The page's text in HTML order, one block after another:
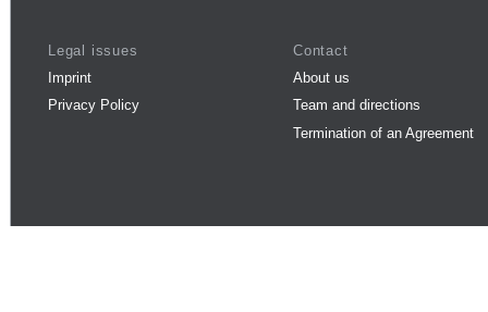
Legal issues
Imprint
Privacy Policy
Contact
About us
Team and directions
Termination of an Agreement